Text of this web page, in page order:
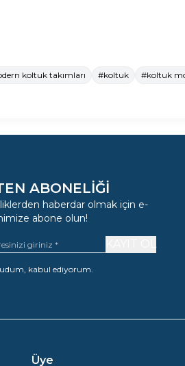
koltuk takımları #koltuk #koltuk
ABONELIĞI
haberdar olmak için e-
abone olun!
kabul ediyorum.
Üye